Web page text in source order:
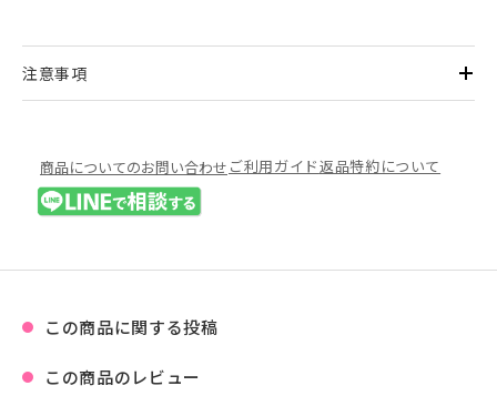
注意事項
商品についてのお問い合わせ ご利用ガイド返品特約について
この商品に関する投稿
この商品のレビュー